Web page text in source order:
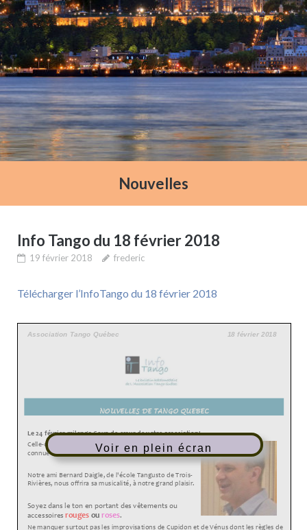
Nouvelles
Info Tango du 18 février 2018
19 février 2018 frederic
Télécharger l’InfoTango du 18 février 2018
Voir en plein écran